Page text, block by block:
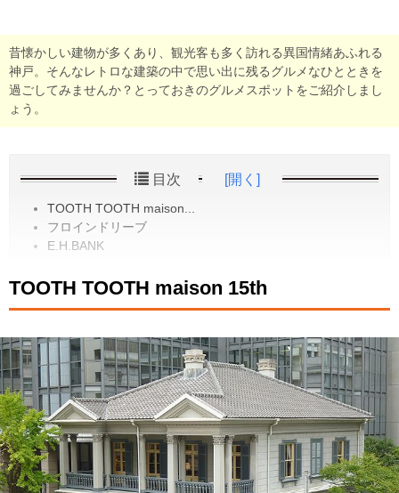
昔懐かしい建物が多くあり、観光客も多く訪れる異国情緒あふれる
神戸。そんなレトロな建築の中で思い出に残るグルメなひとときを
過ごしてみませんか？とっておきのグルメスポットをご紹介しまし
ょう。
目次 [開く]
TOOTH TOOTH maison...
フロインドリーブ
E.H.BANK
TOOTH TOOTH maison 15th